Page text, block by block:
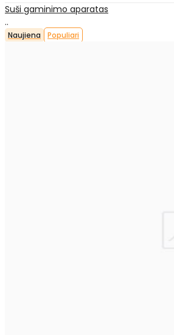
Suši gaminimo aparatas
..
Naujiena Populiari